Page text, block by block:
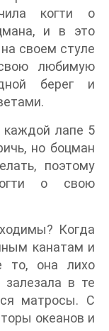
когти о
и в это
своем стуле
любимую
берег и
каждой лапе 5
но боцман
поэтому
о свою
Когда
канатам и
то, она лихо
залезала в те
матросы. С
океанов и